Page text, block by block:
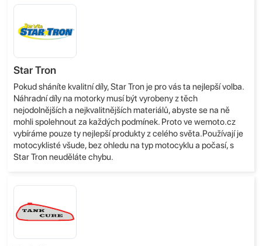
Star Tron
Pokud sháníte kvalitní díly, Star Tron je pro vás ta nejlepší volba.
Náhradní díly na motorky musí být vyrobeny z těch
nejodolnějších a nejkvalitnějších materiálů, abyste se na ně
mohli spolehnout za každých podmínek. Proto ve wemoto.cz
vybíráme pouze ty nejlepší produkty z celého světa.Používají je
motocyklisté všude, bez ohledu na typ motocyklu a počasí, s
Star Tron neuděláte chybu.